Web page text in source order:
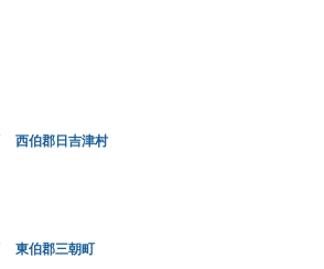
西伯郡日吉津村
東伯郡三朝町